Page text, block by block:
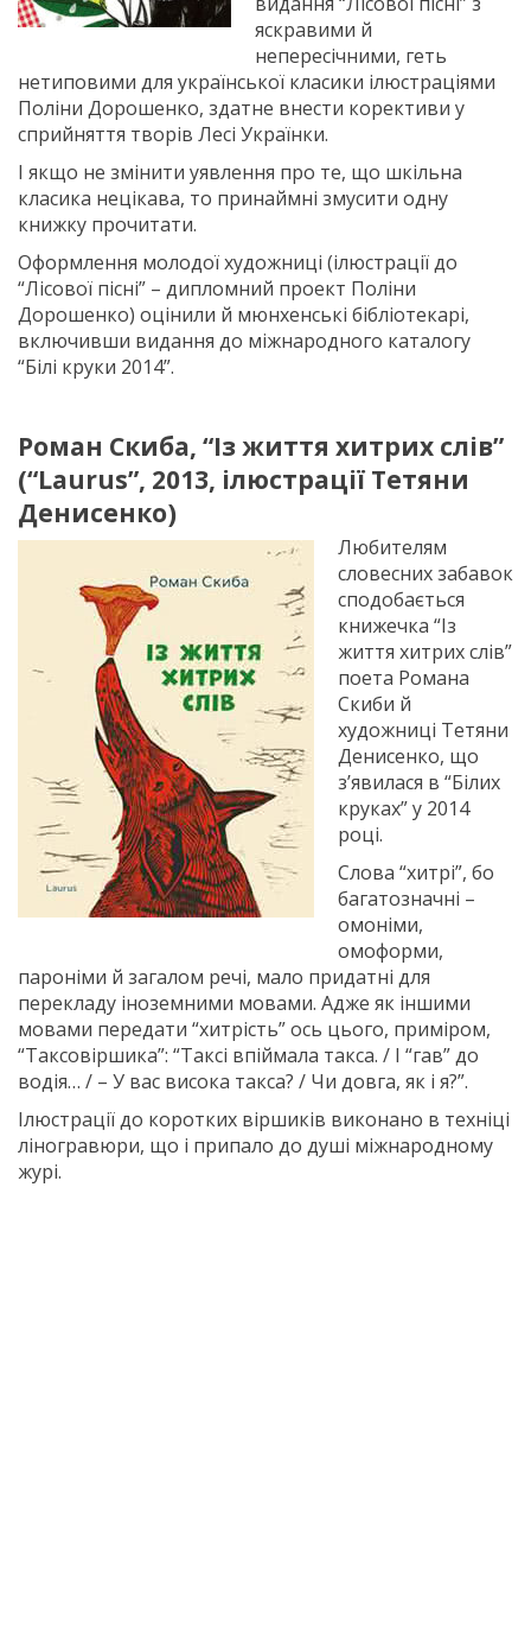
яскравими й
непересічними, геть
нетиповими для української класики ілюстраціями
Поліни Дорошенко, здатне внести корективи у
сприйняття творів Лесі Українки.
І якщо не змінити уявлення про те, що шкільна
класика нецікава, то принаймні змусити одну
книжку прочитати.
Оформлення молодої художниці (ілюстрації до
“Лісової пісні” – дипломний проект Поліни
Дорошенко) оцінили й мюнхенські бібліотекарі,
включивши видання до міжнародного каталогу
“Білі круки 2014”.
Роман Скиба, “Із життя хитрих слів”
(“Laurus”, 2013, ілюстрації Тетяни
Денисенко)
Любителям
словесних забавок
сподобається
книжечка “Із
життя хитрих слів”
поета Романа
Скиби й
художниці Тетяни
Денисенко, що
з’явилася в “Білих
круках” у 2014
році.
Слова “хитрі”, бо
багатозначні –
омоніми,
омоформи,
пароніми й загалом речі, мало придатні для
перекладу іноземними мовами. Адже як іншими
мовами передати “хитрість” ось цього, приміром,
“Таксовіршика”: “Таксі впіймала такса. / І “гав” до
водія… / – У вас висока такса? / Чи довга, як і я?”.
Ілюстрації до коротких віршиків виконано в техніці
ліногравюри, що і припало до душі міжнародному
журі.